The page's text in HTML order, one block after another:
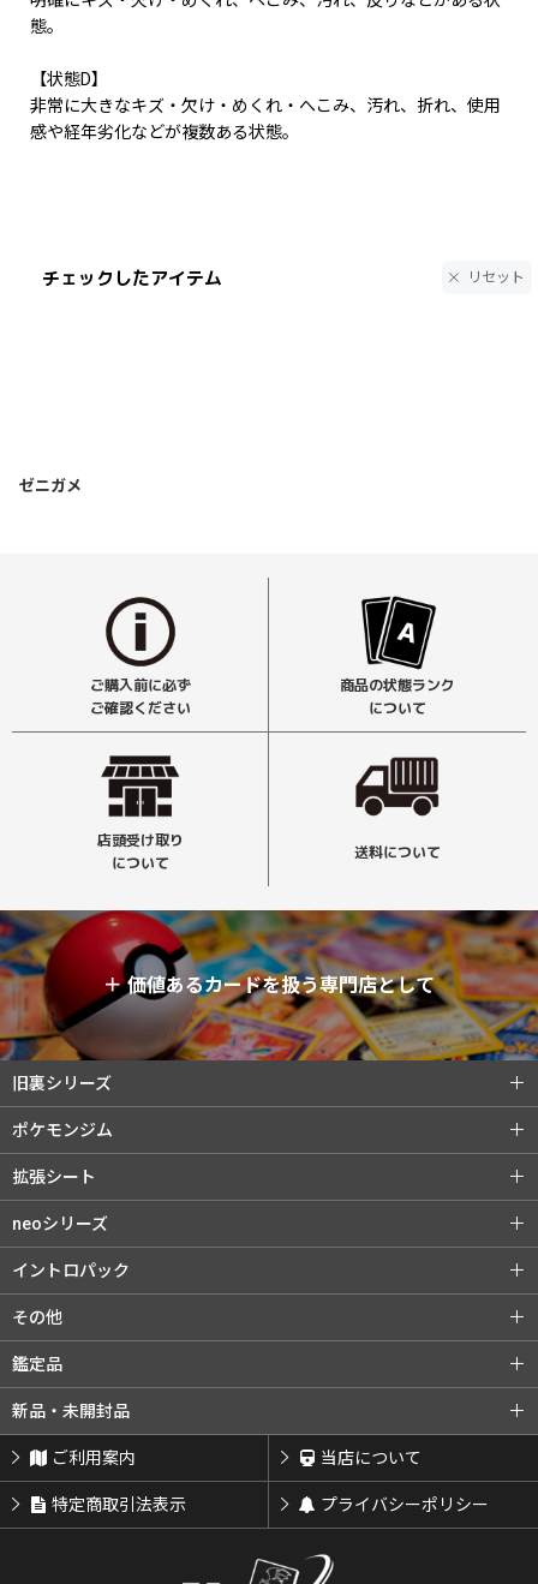
態。
【状態D】
非常に大きなキズ・欠け・めくれ・へこみ、汚れ、折れ、使用
感や経年劣化などが複数ある状態。
チェックしたアイテム リセット
ゼニガメ
ご購入前に必ず
ご確認ください
商品の状態ランク
について
店頭受け取り
について
送料について
＋価値あるカードを扱う専門店として
ご利用案内 当店について
特定商取引法表示 プライバシーポリシー
旧裏シリーズ
旧裏シリーズ (全商品)
第1弾（★）
第3弾 化石の秘密
ポケモンジム
ポケモンジム (全商品)
第1弾 カスミ
第2弾 エリカ
闇からの挑戦
拡張シート
拡張シート (全商品)
第2弾 赤版
neoシリーズ
neoシリーズ (全商品)
第2弾 遺跡をこえて...
第4弾 闇、そして光へ...
プレミアムファイル3
イントロパック
イントロパック (全商品)
ゼニガメデッキ
チコリータデッキ
その他
その他 (全商品)
サザンアイランド
鑑定品
鑑定品 (全商品)
ARS鑑定品 その他鑑定品
新品・未開封品
新品・未開封品 (全商品) BOX・パック
サプライ類等